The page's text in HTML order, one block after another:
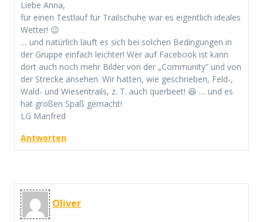
Liebe Anna,
für einen Testlauf für Trailschuhe war es eigentlich ideales
Wetter! 😉
… und natürlich läuft es sich bei solchen Bedingungen in
der Gruppe einfach leichter! Wer auf Facebook ist kann
dort auch noch mehr Bilder von der „Community“ und von
der Strecke ansehen. Wir hatten, wie geschrieben, Feld-,
Wald- und Wiesentrails, z. T. auch querbeet! 😆 … und es
hat großen Spaß gemacht!
LG Manfred
Antworten
Oliver